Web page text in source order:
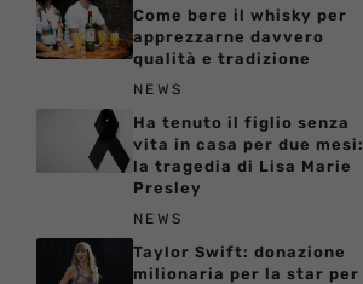
Come bere il whisky per
apprezzarne davvero
qualità e tradizione
NEWS
Ha tenuto il figlio senza
vita in casa per due mesi:
la tragedia di Lisa Marie
Presley
NEWS
Taylor Swift: donazione
milionaria per la star per